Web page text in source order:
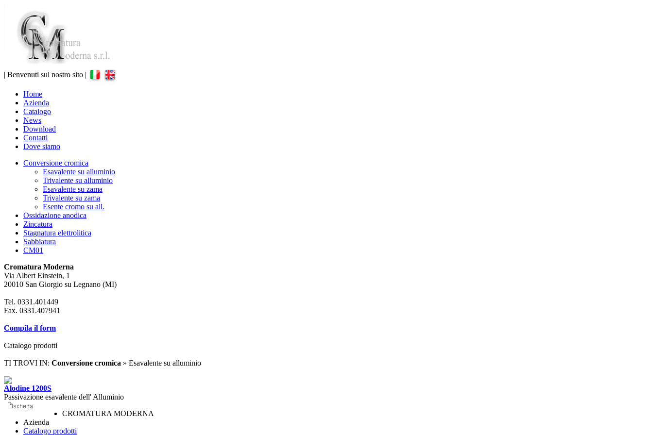
| Benvenuti sul nostro sito |
Home
Azienda
Catalogo
News
Download
Contatti
Dove siamo
Conversione cromica
Esavalente su alluminio
Trivalente su alluminio
Esavalente su zama
Trivalente su zama
Esente cromo su all.
Ossidazione anodica
Zincatura
Stagnatura elettrolitica
Sabbiatura
CM01
Cromatura Moderna
Via Albert Einstein, 1
20010 San Giorgio su Legnano (MI)
Tel. 0331.401449
Fax. 0331.407941
Compila il form
Catalogo prodotti
TI TROVI IN: Conversione cromica » Esavalente su alluminio
Alodine 1200S
Passivazione esavalente dell' Alluminio
CROMATURA MODERNA
Azienda
Catalogo prodotti